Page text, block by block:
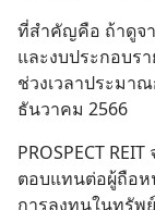
ที่สำคัญคือ ถ้าดูจ
และงบประกอบร
ช่วงเวลาประมา
ธันวาคม 2566
PROSPECT
ตอบแทนต่อผู้ถือห
การลงทุนในทรัพ